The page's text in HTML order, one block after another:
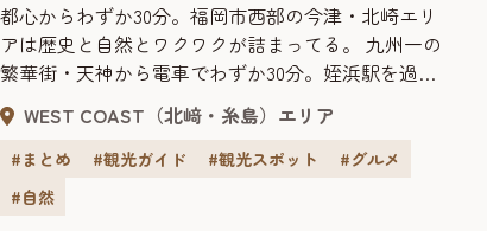
都心からわずか30分。福岡市西部の今津・北崎エリ
アは歴史と自然とワクワクが詰まってる。 九州一の
繁華街・天神から電車でわずか30分。姪浜駅を過ぎ
ると、窓の外には美しい博多湾が見えてきます。そ
の先に広がる糸島半島の東側にあるのが、福岡市西
区の今津・北崎地区。数多くの史跡や、大自然が織
りなすロケーション、そして多彩なアクティビティ
があふれる注目のエリアです。 ※訪問の際は、基本
WEST COAST（北﨑・糸島）エリア
#まとめ #観光ガイド #観光スポット
#グルメ
#自然